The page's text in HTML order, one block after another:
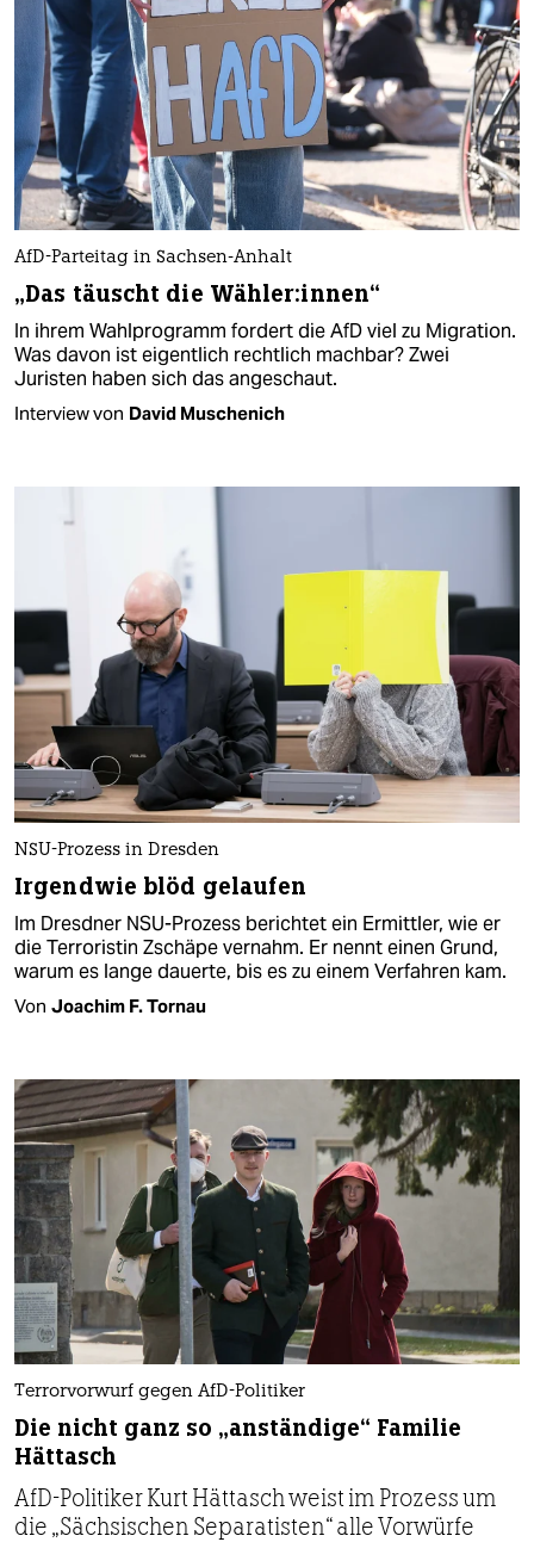
AfD-Parteitag in Sachsen-Anhalt
„Das täuscht die Wähler:innen“
In ihrem Wahlprogramm fordert die AfD viel zu Migration.
Was davon ist eigentlich rechtlich machbar? Zwei
Juristen haben sich das angeschaut.
Interview von David Muschenich
NSU-Prozess in Dresden
Irgendwie blöd gelaufen
Im Dresdner NSU-Prozess berichtet ein Ermittler, wie er
die Terroristin Zschäpe vernahm. Er nennt einen Grund,
warum es lange dauerte, bis es zu einem Verfahren kam.
Von Joachim F. Tornau
Terrorvorwurf gegen AfD-Politiker
Die nicht ganz so „anständige“ Familie
Hättasch
AfD-Politiker Kurt Hättasch weist im Prozess um
die „Sächsischen Separatisten“ alle Vorwürfe